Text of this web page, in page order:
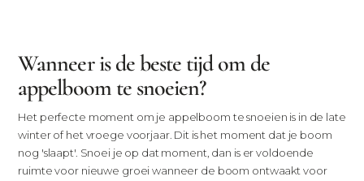
Wanneer is de beste tijd om de
appelboom te snoeien?
Het perfecte moment om je appelboom te snoeien is in de late
winter of het vroege voorjaar. Dit is het moment dat je boom
nog 'slaapt'. Snoei je op dat moment, dan is er voldoende
ruimte voor nieuwe groei wanneer de boom ontwaakt voor